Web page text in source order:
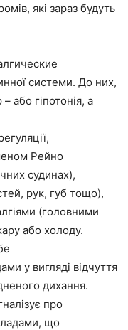
які зараз будуть
системи. До них,
або гіпотонія, а
Рейно
судинах),
рук, губ тощо),
(головними
або холоду.
у вигляді відчуття
дихання.
про
що